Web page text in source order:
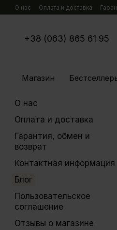
Перейти к основному контенту
О нас Оплата и доставка
+38 (063) 865 61 95
Магазин
О нас
Оплата и доставка
Гарантия, обмен и
возврат
Контактная информация
Блог
Пользовательское
соглашение
Отзывы о магазине